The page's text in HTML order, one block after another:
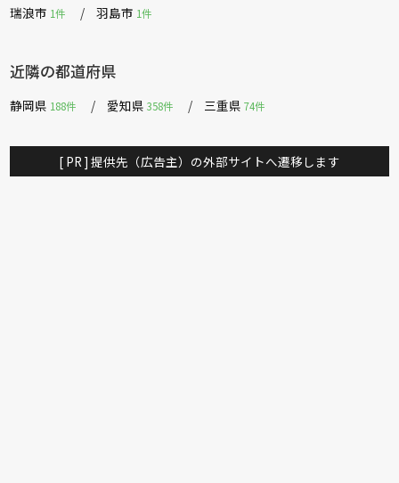
瑞浪市 1件 羽島市 1件
近隣の都道府県
静岡県 188件 愛知県358件 三重県74件
[ PR ] 提供先（広告主）の外部サイトへ遷移します